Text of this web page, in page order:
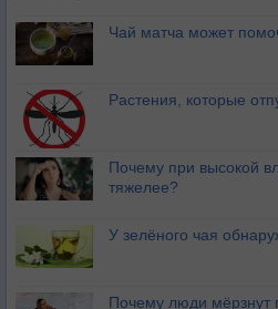
Чай матча может
Растения, которые
Почему при высокой
тяжелее?
У зелёного чая
Почему люди мёрзнут